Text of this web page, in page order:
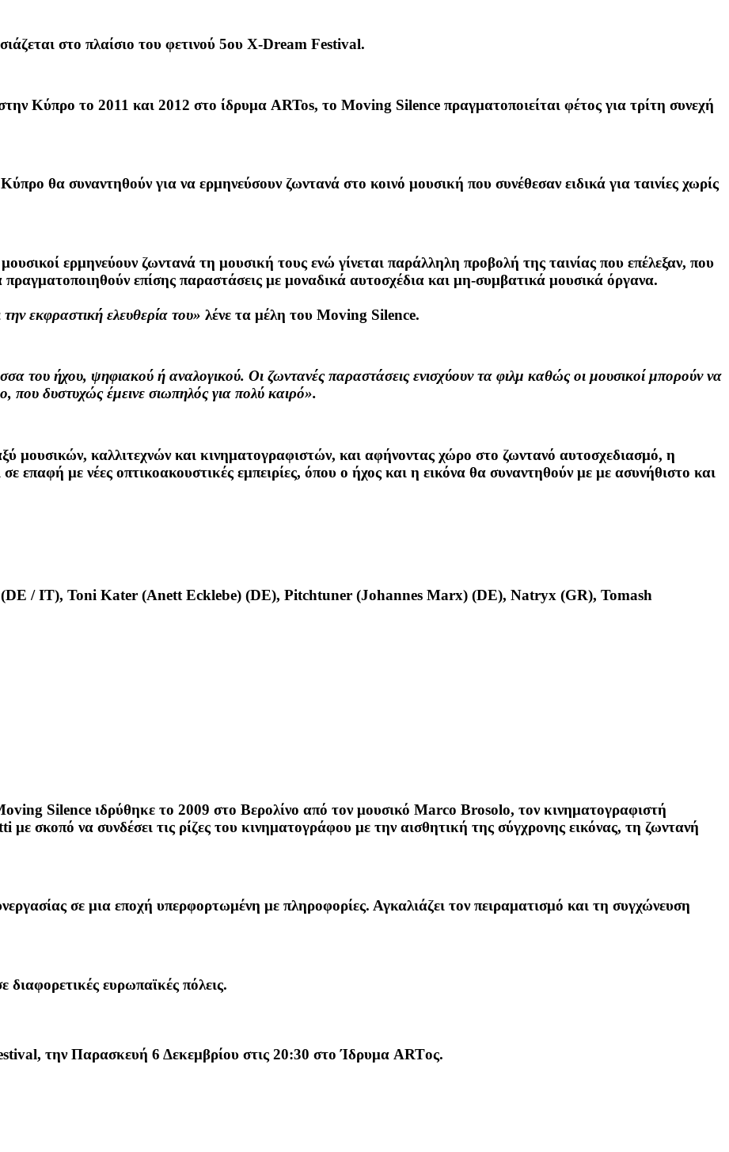
στο πλαίσιο του φετινού 5ου X-Dream Festival.
Κύπρο το 2011 και 2012 στο ίδρυμα ARTos, το Moving Silence πραγματοποιείται φέτος για τρίτη συνεχή
θα συναντηθούν για να ερμηνεύσουν ζωντανά στο κοινό μουσική που συνέθεσαν ειδικά για ταινίες χωρίς
ερμηνεύουν ζωντανά τη μουσική τους ενώ γίνεται παράλληλη προβολή της ταινίας που επέλεξαν, που
επίσης παραστάσεις με μοναδικά αυτοσχέδια και μη-συμβατικά μουσικά όργανα.
εκφραστική ελευθερία του» λένε τα μέλη του Moving Silence.
του ήχου, ψηφιακού ή αναλογικού. Οι ζωντανές παραστάσεις ενισχύουν τα φιλμ καθώς οι μουσικοί μπορούν να
δυστυχώς έμεινε σιωπηλός για πολύ καιρό».
μουσικών, καλλιτεχνών και κινηματογραφιστών, και αφήνοντας χώρο στο ζωντανό αυτοσχεδιασμό, η
επαφή με νέες οπτικοακουστικές εμπειρίες, όπου ο ήχος και η εικόνα θα συναντηθούν με με ασυνήθιστο και
/ IT), Toni Kater (Anett Ecklebe) (DE), Pitchtuner (Johannes Marx) (DE), Natryx (GR), Tomash
Silence ιδρύθηκε το 2009 στο Βερολίνο από τον μουσικό Marco Brosolo, τον κινηματογραφιστή
σκοπό να συνδέσει τις ρίζες του κινηματογράφου με την αισθητική της σύγχρονης εικόνας, τη ζωντανή
σε μια εποχή υπερφορτωμένη με πληροφορίες. Αγκαλιάζει τον πειραματισμό και τη συγχώνευση
ευρωπαϊκές πόλεις.
την Παρασκευή 6 Δεκεμβρίου στις 20:30 στο Ίδρυμα ARTος.